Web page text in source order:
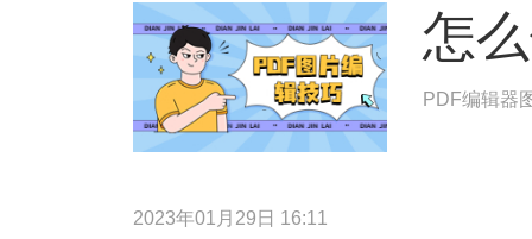
怎
PDF编辑器
2023年01月29日 16:11